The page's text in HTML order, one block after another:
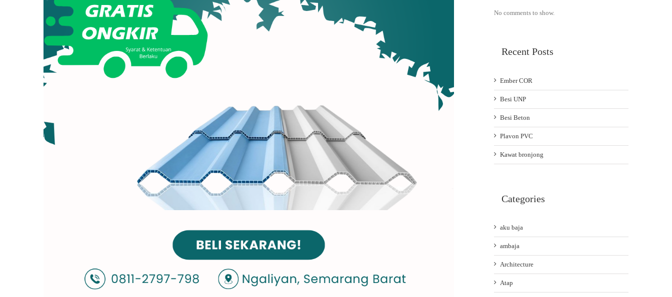
No comments to show.
Recent Posts
Ember COR
Besi UNP
Besi Beton
Plavon PVC
Kawat bronjong
Categories
aku baja
ambaja
Architecture
Atap